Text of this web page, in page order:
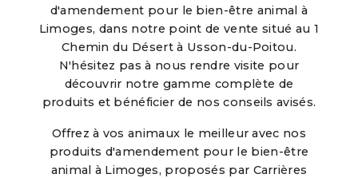
d'amendement pour le bien-être animal à
Limoges, dans notre point de vente situé au 1
Chemin du Désert à Usson-du-Poitou.
N'hésitez pas à nous rendre visite pour
découvrir notre gamme complète de
produits et bénéficier de nos conseils avisés.
Offrez à vos animaux le meilleur avec nos
produits d'amendement pour le bien-être
animal à Limoges, proposés par Carrières